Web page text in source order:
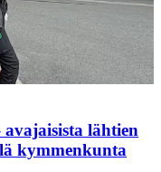
lähtien
kymmenkunta